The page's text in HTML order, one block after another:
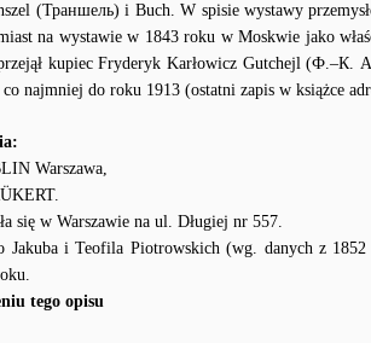
(Траншель) i Buch. W spisie wystawy
na wystawie w 1843 roku w Moskwie jako
kupiec Fryderyk Karłowicz Gutchejl (Ф.–К.
najmniej do roku 1913 (ostatni zapis w książce
Warszawa,
się w Warszawie na ul. Długiej nr 557.
Jakuba i Teofila Piotrowskich (wg. danych z
tego opisu